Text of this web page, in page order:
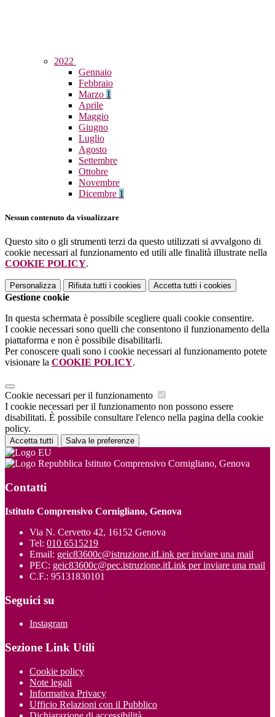
2022
Gennaio
Febbraio
Marzo 1
Aprile
Maggio
Giugno
Luglio
Agosto
Settembre
Ottobre
Novembre
Dicembre 1
Nessun contenuto da visualizzare
Questo sito o gli strumenti terzi da questo utilizzati si avvalgono di
cookie necessari al funzionamento ed utili alle finalità illustrate nella
COOKIE POLICY.
Personalizza Rifiuta tutti i cookies Accetta tutti i cookies
Gestione cookie
In questa schermata è possibile scegliere quali cookie consentire.
I cookie necessari sono quelli che consentono il funzionamento della
piattaforma e non è possibile disabilitarli.
Per conoscere quali sono i cookie necessari al funzionamento potete
visionare la COOKIE POLICY.
Cookie necessari per il funzionamento
I cookie necessari per il funzionamento non possono essere
disabilitati. È possibile consultare l'elenco nella pagina della cookie
policy.
Accetta tutti Salva le preferenze
Istituto Comprensivo Cornigliano, Genova
Contatti
Istituto Comprensivo Cornigliano, Genova
Via N. Cervetto 42, 16152 Genova
Tel: 010 6515219
Email: geic83600c@istruzione.itLink per inviare una mail
PEC: geic83600c@pec.istruzione.itLink per inviare una mail
C.F.: 95131830101
Seguici su
Instagram
Sezione Link Utili
Cookie policy
Note legali
Informativa Privacy
Ufficio Relazioni con il Pubblico